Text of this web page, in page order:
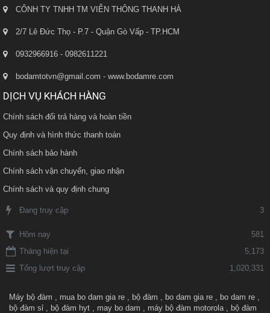
CÔNH TY TNHH TM VIỄN THÔNG THANH HÀ
2/7 Lê Đức Thọ - P.7 - Quận Gò Vấp - TP.HCM
0932966916 - 0982611221
bodamtotvn@gmail.com - www.bodamre.com
DỊCH VỤ KHÁCH HÀNG
Chính sách đổi trả hàng và hoàn tiền
Quy định và hình thức thanh toán
Chính sách bảo hành
Chính sách vận chuyển, giao nhận
Chính sách và quy định chung
Đang truy cập 3
Hôm nay
581
Tháng hiện tại
5,173
Tổng lượt truy cập
1,020,331
Máy bộ đàm , mua bo dam gia re , bộ đàm , bo dam gia re , bo dam re ,
bộ đàm sỉ , bộ đàm hyt , may bo dam , máy bộ đàm motorola, bộ đàm